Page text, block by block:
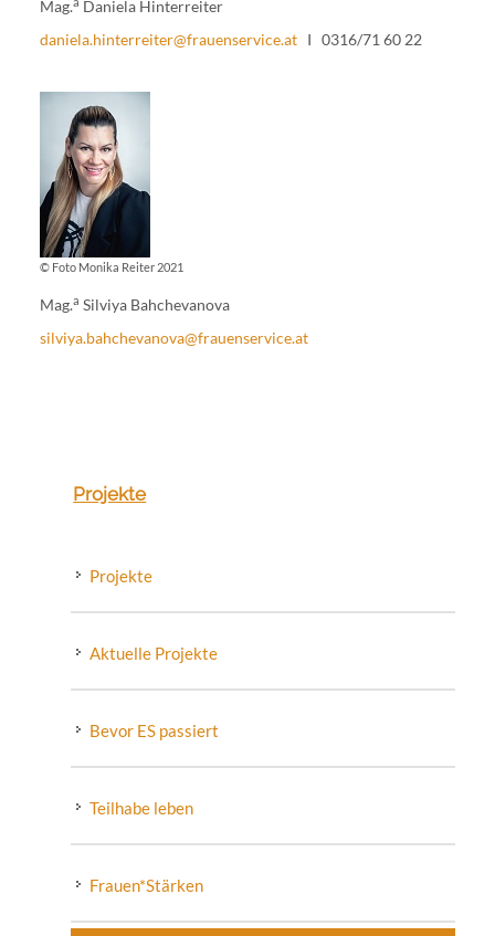
Mag. Daniela Hinterreiter
daniela.hinterreiter@frauenservice.at I 0316/71 60 22
© Foto Monika Reiter 2021
Mag.a Silviya Bahchevanova
silviya.bahchevanova@frauenservice.at
Projekte
Projekte
Aktuelle Projekte
Bevor ES passiert
Teilhabe leben
Frauen*Stärken